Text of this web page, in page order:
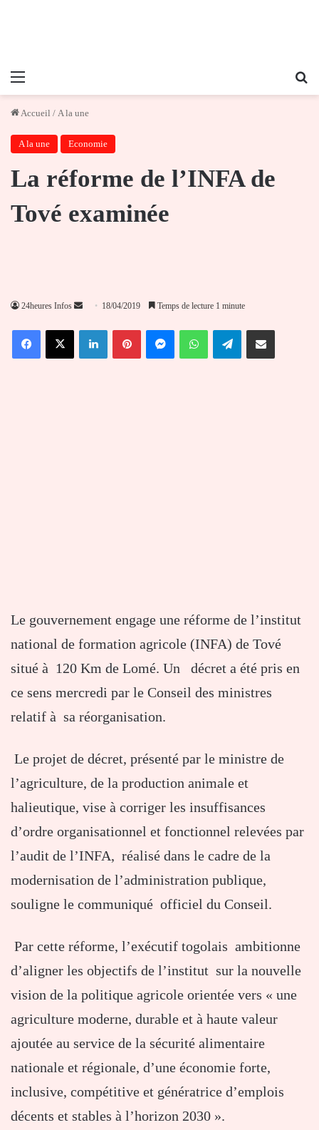
Menu
Accueil / A la une
A la une Economie
La réforme de l’INFA de
Tové examinée
24heures Infos
Envoyer
courriel
18/04/2019 Temps de lecture 1 minute
FacebookX LinkedinPinterestMessengerWhatsAppTelegramPartager par email
Le gouvernement engage une réforme de l’institut
national de formation agricole (INFA) de Tové
situé à 120 Km de Lomé. Un décret a été pris en
ce sens mercredi par le Conseil des ministres
relatif à sa réorganisation.
Le projet de décret, présenté par le ministre de
l’agriculture, de la production animale et
halieutique, vise à corriger les insuffisances
d’ordre organisationnel et fonctionnel relevées par
l’audit de l’INFA, réalisé dans le cadre de la
modernisation de l’administration publique,
souligne le communiqué officiel du Conseil.
Par cette réforme, l’exécutif togolais ambitionne
d’aligner les objectifs de l’institut sur la nouvelle
vision de la politique agricole orientée vers « une
agriculture moderne, durable et à haute valeur
ajoutée au service de la sécurité alimentaire
nationale et régionale, d’une économie forte,
inclusive, compétitive et génératrice d’emplois
décents et stables à l’horizon 2030 ».